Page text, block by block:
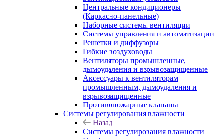
Центральные кондиционеры
(Каркасно-панельные)
Наборные системы вентиляции
Системы управления и автоматизации
Решетки и диффузоры
Гибкие воздуховоды
Вентиляторы промышленные,
дымоудаления и взрывозащищенные
Аксессуары к вентиляторам
промышленным, дымоудаления и
взрывозащищенные
Противопожарные клапаны
Системы регулирования влажности
Назад
Системы регулирования влажности